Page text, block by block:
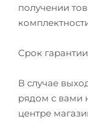
получении
Срок гарантии
В случае
рядом с вами
центре